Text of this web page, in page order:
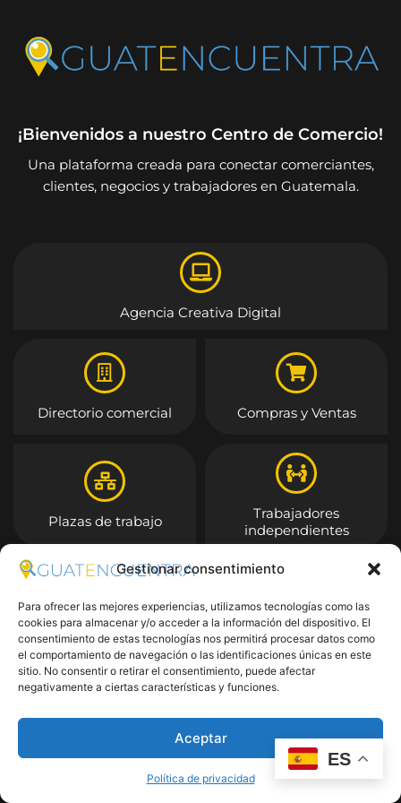
Gestionar consentimiento
Para ofrecer las mejores experiencias, utilizamos tecnologías como las
cookies para almacenar y/o acceder a la información del dispositivo. El
consentimiento de estas tecnologías nos permitirá procesar datos como
el comportamiento de navegación o las identificaciones únicas en este
sitio. No consentir o retirar el consentimiento, puede afectar
negativamente a ciertas características y funciones.
Aceptar
Política de privacidad
¡Bienvenidos a nuestro Centro de Comercio!
Una plataforma creada para conectar comerciantes,
clientes, negocios y trabajadores en Guatemala.
Agencia Creativa Digital
Directorio comercial Compras y Ventas
Plazas de trabajo
Trabajadores
independientes
Entrar
ES